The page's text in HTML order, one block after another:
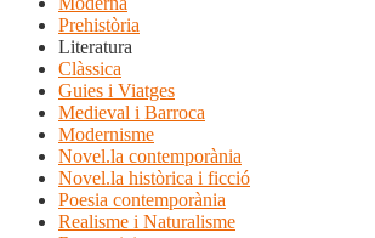
Prehistòria
Literatura
Clàssica
Guies i Viatges
Medieval i Barroca
Modernisme
Novel.la contemporània
Novel.la històrica i ficció
Poesia contemporània
Realisme i Naturalisme